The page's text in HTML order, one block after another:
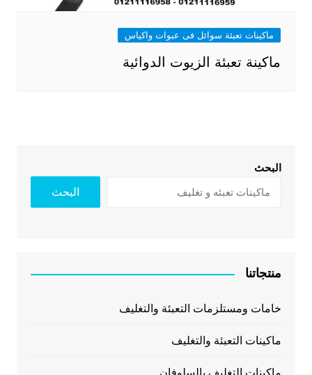
ماكينات تعبئة سوائل فى عبوات واكياس
ماكينة تعبئة الزيوت الدوائية
البحث
البحث
منتجاتنا
خامات ومستلزمات التعبئة والتغليف
ماكينات التعبئة والتغليف
ماكينات التغليف بالسلوفان